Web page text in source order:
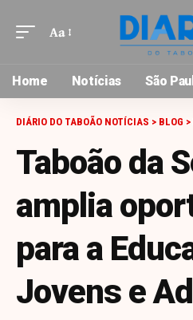
Font
Aa
Home Notícias São
DIÁRIO DO TABOÃO NOTÍCIAS > BLOG >
Taboão da
amplia
para a
Jovens e